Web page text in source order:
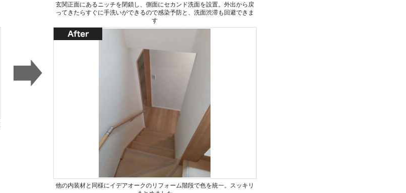
玄関正面にあるニッチを閉鎖し、側面にセカンド洗面を設置。外出から戻
ってきたらすぐに手洗いができるので感染予防と、洗面渋滞も回避できま
す
他の内装材と同様にイデアオークのリフォーム階段で色を統一。スッキリ